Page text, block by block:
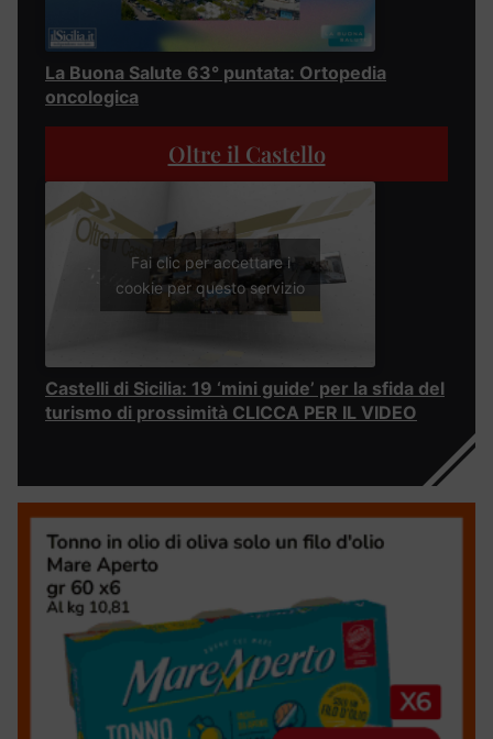
La Buona Salute 63° puntata: Ortopedia
oncologica
Oltre il Castello
Fai clic per accettare i
cookie per questo servizio
Castelli di Sicilia: 19 ‘mini guide’ per la sfida del
turismo di prossimità CLICCA PER IL VIDEO